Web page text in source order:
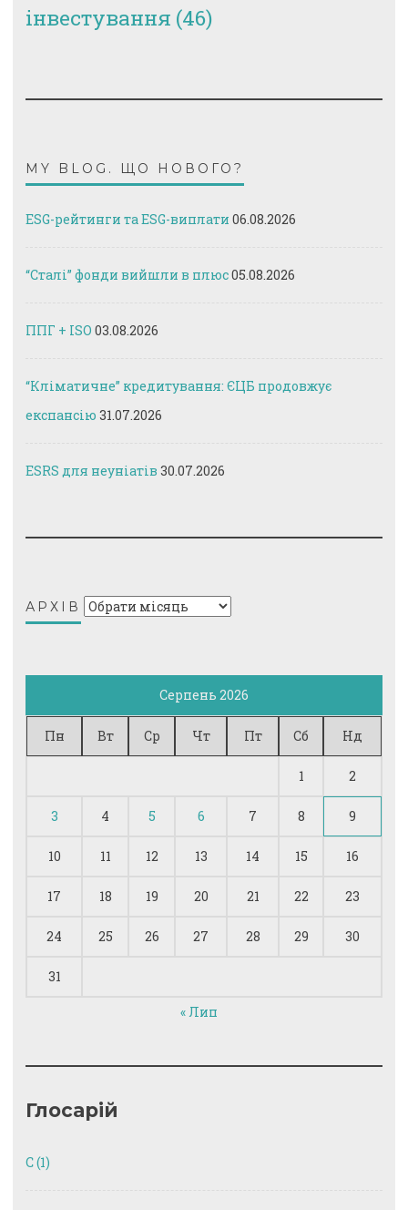
інвестування (46)
MY BLOG. ЩО НОВОГО?
ESG-рейтинги та ESG-виплати 06.08.2026
“Сталі” фонди вийшли в плюс05.08.2026
ППГ + ISO 03.08.2026
“Кліматичне” кредитування: ЄЦБ продовжує
експансію 31.07.2026
ESRS для неуніатів 30.07.2026
АРХІВ Архів
Серпень 2026
Пн Вт Ср Чт Пт Сб Нд
1 2
3 4 5 6 7 8 9
10 11 12 13 14 15 16
17 18 19 20 21 22 23
24 25 26 27 28 29 30
31
« Лип
Глосарій
C(1)